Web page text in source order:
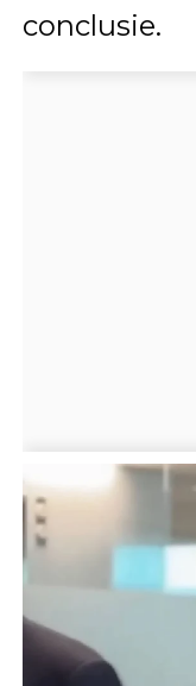
conclusie.